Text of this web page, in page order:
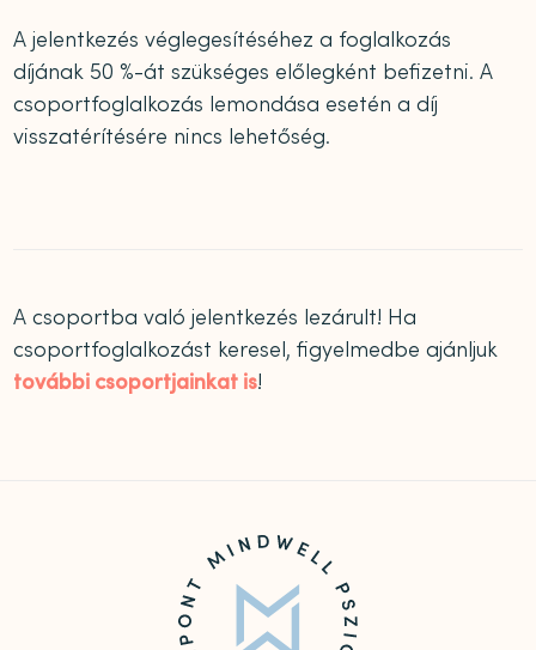
A jelentkezés véglegesítéséhez a foglalkozás
díjának 50 %-át szükséges előlegként befizetni. A
csoportfoglalkozás lemondása esetén a díj
visszatérítésére nincs lehetőség.
A csoportba való jelentkezés lezárult! Ha
csoportfoglalkozást keresel, figyelmedbe ajánljuk
további csoportjainkat is!